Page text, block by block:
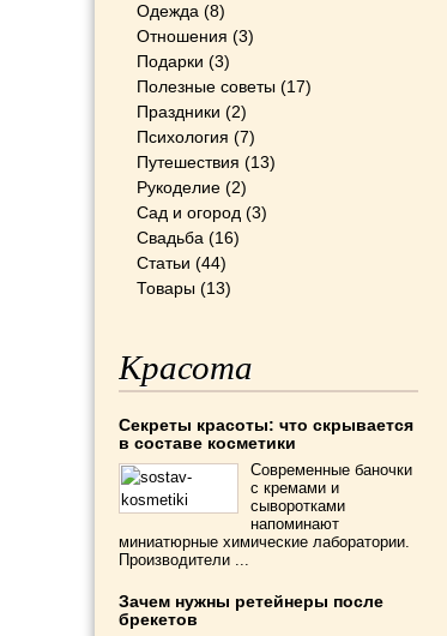
Одежда (8)
Отношения (3)
Подарки (3)
Полезные советы (17)
Праздники (2)
Психология (7)
Путешествия (13)
Рукоделие (2)
Сад и огород (3)
Свадьба (16)
Статьи (44)
Товары (13)
Красота
Секреты красоты: что скрывается
в составе косметики
Современные баночки
с кремами и
сыворотками
напоминают
миниатюрные химические лаборатории.
Производители ...
Зачем нужны ретейнеры после
брекетов